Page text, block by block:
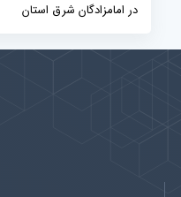
در امامزادگان شرق استان